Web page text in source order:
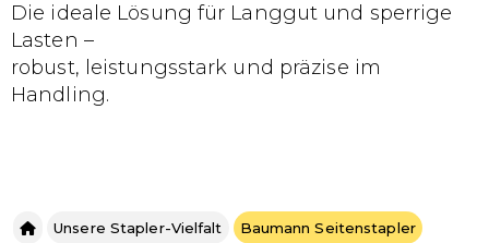
Die ideale Lösung für Langgut und sperrige
Lasten –
robust, leistungsstark und präzise im
Handling.
Unsere Stapler-Vielfalt Baumann Seitenstapler